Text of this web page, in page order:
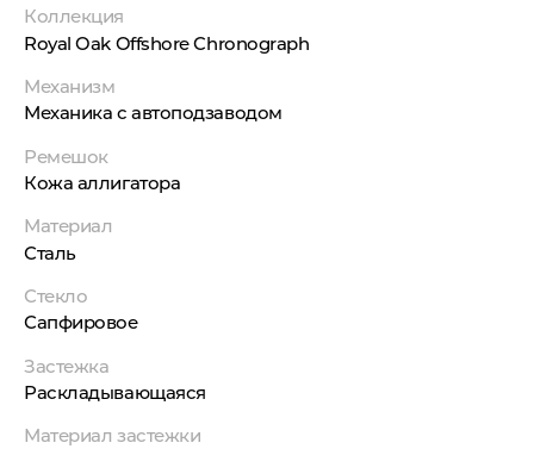
Коллекция
Royal Oak Offshore Chronograph
Механизм
Механика с автоподзаводом
Ремешок
Кожа аллигатора
Материал
Сталь
Стекло
Сапфировое
Застежка
Раскладывающаяся
Материал застежки